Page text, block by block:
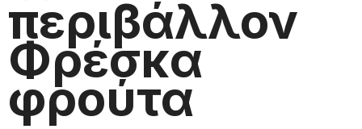
περιβάλλον
Φρέσκα
φρούτα